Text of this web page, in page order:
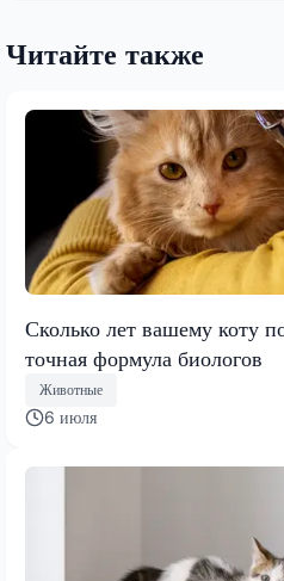
Читайте также
Сколько лет вашему коту
точная формула биологов
Животные
6 июля